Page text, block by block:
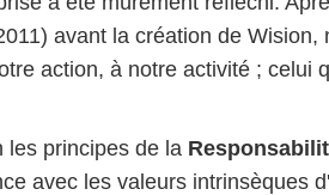
avant la création de
action, à notre activité ;
les principes de la
avec les valeurs intrinsèques